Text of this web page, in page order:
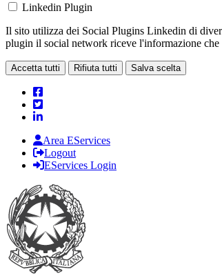
Linkedin Plugin
Il sito utilizza dei Social Plugins Linkedin di
plugin il social network riceve l'informazione
Accetta tutti Rifiuta tutti Salva scelta
Area EServices
Logout
EServices Login